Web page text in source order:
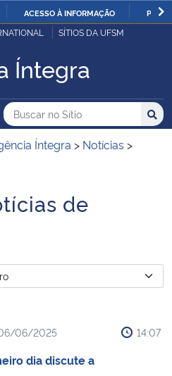
IR
ACESSO À INFORMAÇÃO
Abastecimento
SÍTIOS DA UFSM
Íntegra
do Sítio
Busca
Buscar no no Sítio
Busca:
Íntegra > Notícias >
de
06/2025 14:07
dia discute a